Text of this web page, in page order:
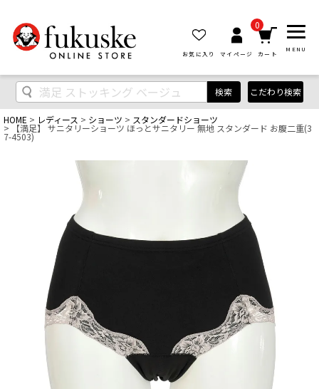
お気に入り マイページ
0
カート
MENU
検索 こだわり検索
HOME レディース ショーツ スタンダードショーツ
【満足】 サニタリーショーツ ほっとサニタリー 無地 スタンダード お腹二重(3
7-4503)